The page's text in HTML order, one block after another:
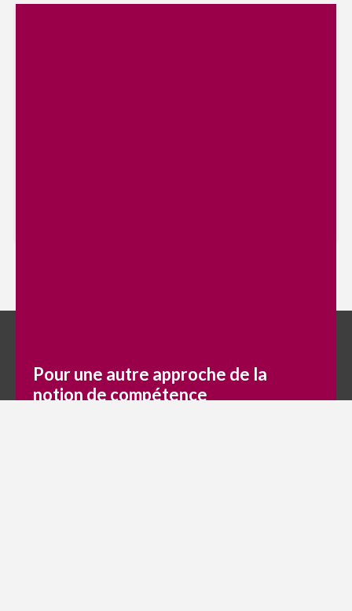
Pour une autre approche de la
notion de compétence
SIRET : 50089302900024 / NDA : 11754265075